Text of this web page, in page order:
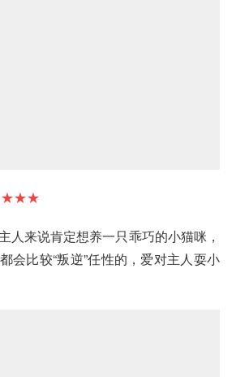
★★★
人来说肯定想养一只乖巧的小猫咪，
会比较“叛逆”任性的，爱对主人耍小